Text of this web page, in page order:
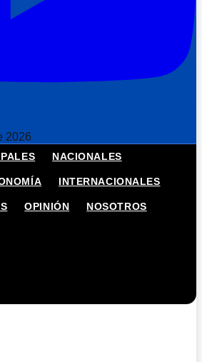
2026
NACIONALES
INTERNACIONALES
OPINIÓN NOSOTROS